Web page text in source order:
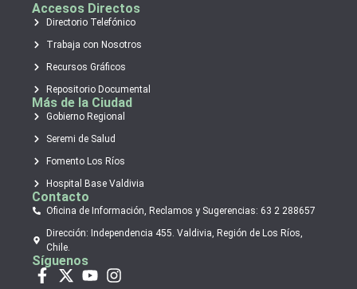
Accesos Directos
Directorio Telefónico
Trabaja con Nosotros
Recursos Gráficos
Repositorio Documental
Más de la Ciudad
Gobierno Regional
Seremi de Salud
Fomento Los Ríos
Hospital Base Valdivia
Contacto
Oficina de Información, Reclamos y Sugerencias: 63 2 288657
Dirección: Independencia 455. Valdivia, Región de Los Ríos,
Chile.
Síguenos